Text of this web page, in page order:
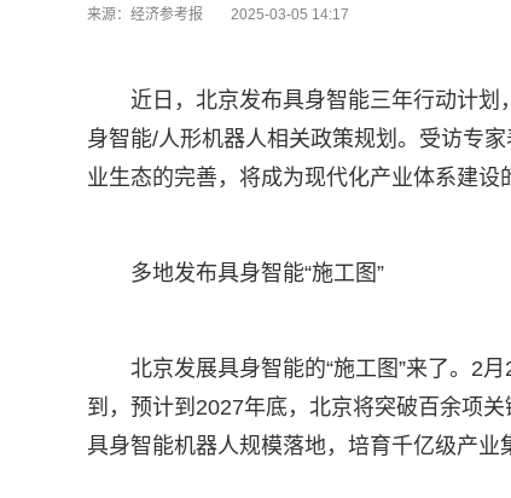
来源：经济参考报 2025-03-05 14:17
近日，北京发布具身智能三年行动计
身智能/人形机器人相关政策规划。受访专
业生态的完善，将成为现代化产业体系建设
多地发布具身智能“施工图”
北京发展具身智能的“施工图”来了。2
到，预计到2027年底，北京将突破百余项
具身智能机器人规模落地，培育千亿级产业